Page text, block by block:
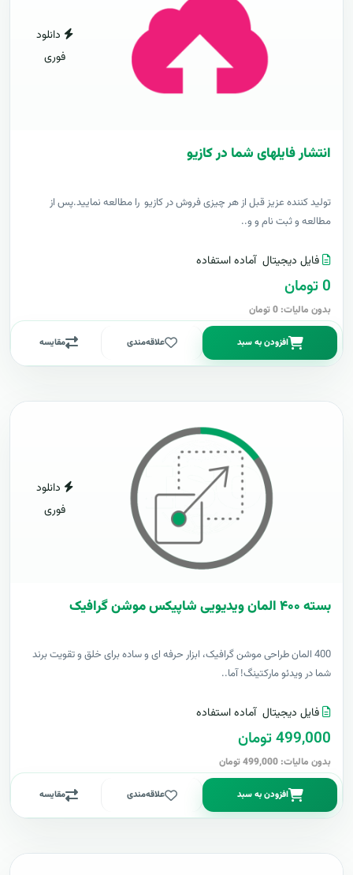
دانلود
فوری
انتشار فایلهای شما در کازیو
توليد کننده عزيز قبل از هر چیزی فروش در کازیو را مطالعه نمایید.پس از
مطالعه و ثبت نام و و..
فایل دیجیتال آماده استفاده
0 تومان
بدون مالیات: 0 تومان
افزودن به سبد علاقه‌مندی مقایسه
دانلود
فوری
بسته ۴۰۰ المان ویدیویی شاپیکس موشن گرافیک
400 المان طراحی موشن گرافیک، ابزار حرفه ای و ساده برای خلق و تقویت برند
شما در ویدئو مارکتینگ! آما..
فایل دیجیتال آماده استفاده
499,000 تومان
بدون مالیات: 499,000 تومان
افزودن به سبد علاقه‌مندی مقایسه